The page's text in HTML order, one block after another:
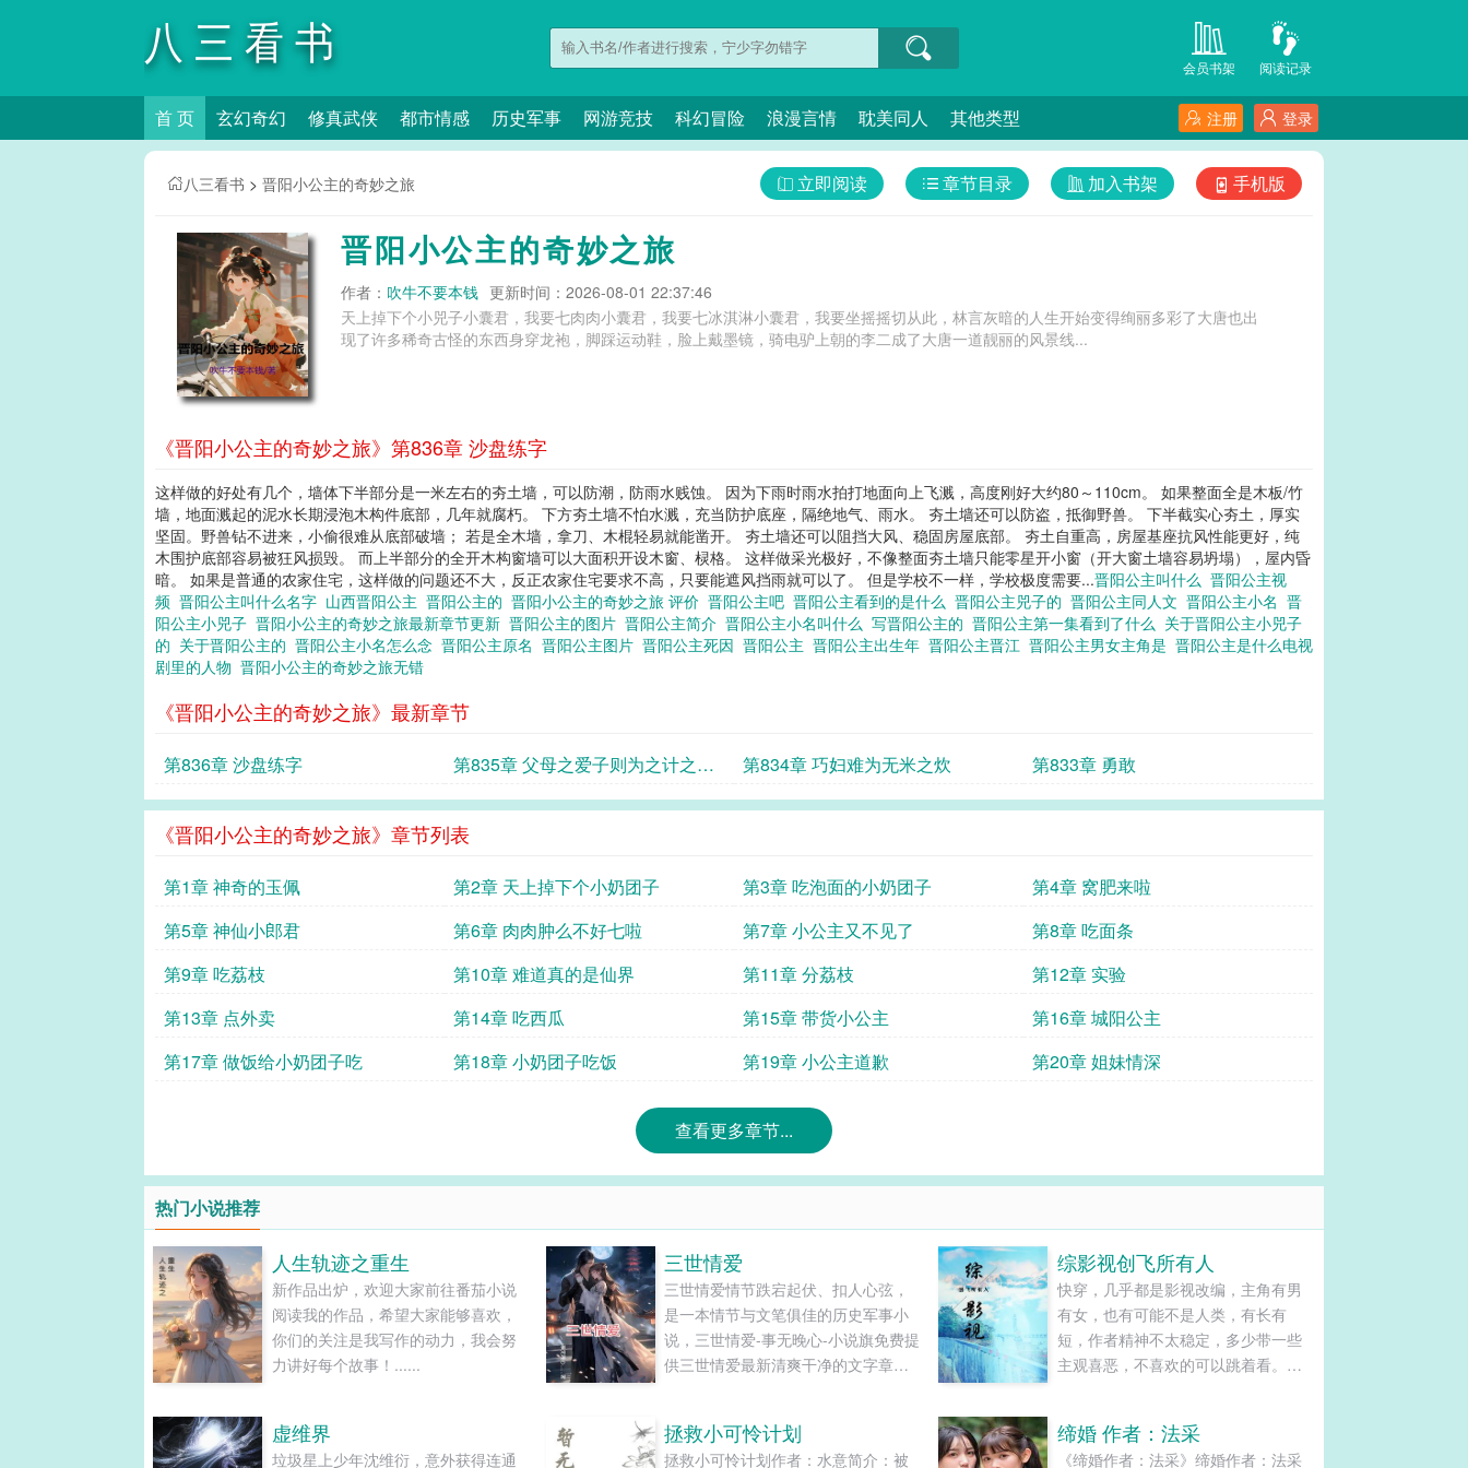
八三看书 阅读记录
会员书架
首 页 玄幻奇幻 修真武侠 都市情感 历史军事 网游竞技 科幻冒险 浪漫言情 耽美同人 其他类型 登录
注册
八三看书 > 晋阳小公主的奇妙之旅 手机版
加入书架
章节目录
立即阅读
晋阳小公主的奇妙之旅
作者： 吹牛不要本钱 更新时间：2026-08-01 22:37:46
天上掉下个小兕子小囊君，我要七肉肉小囊君，我要七冰淇淋小囊君，我要坐摇摇切从此，林言灰暗的人生开始变得绚丽多彩了大唐也出
现了许多稀奇古怪的东西身穿龙袍，脚踩运动鞋，脸上戴墨镜，骑电驴上朝的李二成了大唐一道靓丽的风景线...
《晋阳小公主的奇妙之旅》第836章 沙盘练字
这样做的好处有几个，墙体下半部分是一米左右的夯土墙，可以防潮，防雨水贱蚀。 因为下雨时雨水拍打地面向上飞溅，高度刚好大约80～110cm。 如果整面全是木板/竹
墙，地面溅起的泥水长期浸泡木构件底部，几年就腐朽。 下方夯土墙不怕水溅，充当防护底座，隔绝地气、雨水。 夯土墙还可以防盗，抵御野兽。 下半截实心夯土，厚实
坚固。野兽钻不进来，小偷很难从底部破墙； 若是全木墙，拿刀、木棍轻易就能凿开。 夯土墙还可以阻挡大风、稳固房屋底部。 夯土自重高，房屋基座抗风性能更好，纯
木围护底部容易被狂风损毁。 而上半部分的全开木构窗墙可以大面积开设木窗、棂格。 这样做采光极好，不像整面夯土墙只能零星开小窗（开大窗土墙容易坍塌），屋内昏
暗。 如果是普通的农家住宅，这样做的问题还不大，反正农家住宅要求不高，只要能遮风挡雨就可以了。 但是学校不一样，学校极度需要...晋阳公主叫什么 晋阳公主视
频 晋阳公主叫什么名字 山西晋阳公主 晋阳公主的 晋阳小公主的奇妙之旅 评价 晋阳公主吧 晋阳公主看到的是什么 晋阳公主兕子的 晋阳公主同人文 晋阳公主小名 晋
阳公主小兕子 晋阳小公主的奇妙之旅最新章节更新 晋阳公主的图片 晋阳公主简介 晋阳公主小名叫什么 写晋阳公主的 晋阳公主第一集看到了什么 关于晋阳公主小兕子
的 关于晋阳公主的 晋阳公主小名怎么念 晋阳公主原名 晋阳公主图片 晋阳公主死因 晋阳公主 晋阳公主出生年 晋阳公主晋江 晋阳公主男女主角是 晋阳公主是什么电视
剧里的人物 晋阳小公主的奇妙之旅无错
《晋阳小公主的奇妙之旅》最新章节
第836章 沙盘练字
第835章 父母之爱子则为之计之深
远
第834章 巧妇难为无米之炊 第833章 勇敢
《晋阳小公主的奇妙之旅》章节列表
第1章 神奇的玉佩 第2章 天上掉下个小奶团子 第3章 吃泡面的小奶团子
第4章 窝肥来啦
第5章 神仙小郎君
第6章 肉肉肿么不好七啦 第7章 小公主又不见了
第8章 吃面条
第9章 吃荔枝
第10章 难道真的是仙界 第11章 分荔枝
第12章 实验
第13章 点外卖
第14章 吃西瓜 第15章 带货小公主
第16章 城阳公主
第17章 做饭给小奶团子吃
第18章 小奶团子吃饭 第19章 小公主道歉 第20章 姐妹情深
查看更多章节...
热门小说推荐
人生轨迹之重生
新作品出炉，欢迎大家前往番茄小说
阅读我的作品，希望大家能够喜欢，
你们的关注是我写作的动力，我会努
力讲好每个故事！......
三世情爱
三世情爱情节跌宕起伏、扣人心弦，
是一本情节与文笔俱佳的历史军事小
说，三世情爱-事无晚心-小说旗免费提
供三世情爱最新清爽干净的文字章节
综影视创飞所有人
快穿，几乎都是影视改编，主角有男
有女，也有可能不是人类，有长有
短，作者精神不太稳定，多少带一些
主观喜恶，不喜欢的可以跳着看。大
虚维界
垃圾星上少年沈维衍，意外获得连通
拯救小可怜计划
拯救小可怜计划作者：水意简介：被
缔婚 作者：法采
《缔婚作者：法采》缔婚作者：法采